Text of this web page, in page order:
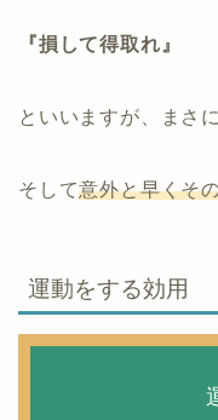
『損して得取れ』
といいますが、まさ
そして意外と早くそ
運動をする効用